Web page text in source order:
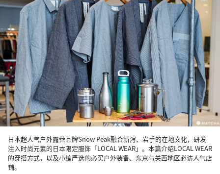
日本超人气户外露营品牌Snow Peak融合新泻、岩手的在地文化，研发
注入时尚元素的日本限定服饰「LOCAL WEAR」。本篇介绍LOCAL WEAR
的穿搭方式，以及小编严选的必买户外装备、东京与关西地区必访人气店
铺。